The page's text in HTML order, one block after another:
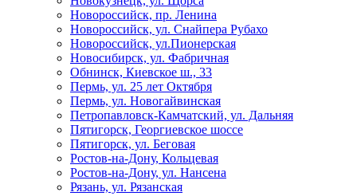
Новороссийск, пр. Ленина
Новороссийск, ул. Снайпера Рубахо
Новороссийск, ул.Пионерская
Новосибирск, ул. Фабричная
Обнинск, Киевское ш., 33
Пермь, ул. 25 лет Октября
Пермь, ул. Новогайвинская
Петропавловск-Камчатский, ул. Дальняя
Пятигорск, Георгиевское шоссе
Пятигорск, ул. Беговая
Ростов-на-Дону, Кольцевая
Ростов-на-Дону, ул. Нансена
Рязань, ул. Рязанская